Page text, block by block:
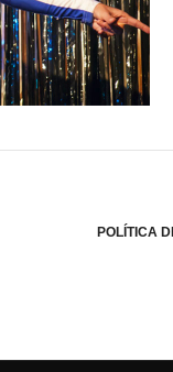
POLÍTICA